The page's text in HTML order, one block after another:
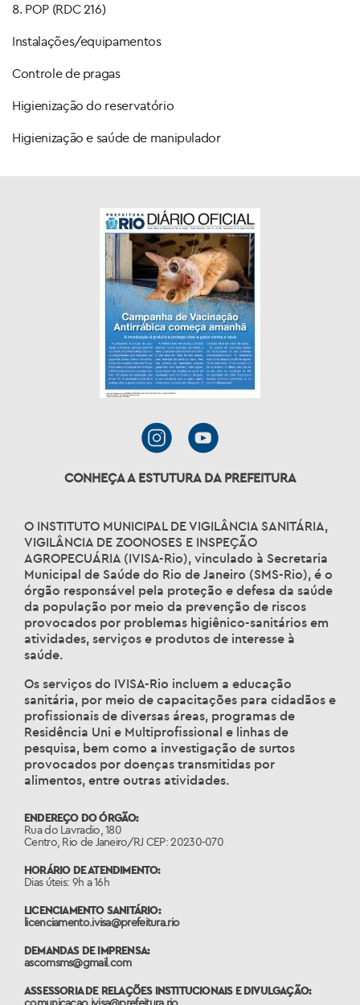
8. POP (RDC 216)
Instalações/equipamentos
Controle de pragas
Higienização do reservatório
Higienização e saúde de manipulador
CONHEÇA A ESTUTURA DA PREFEITURA
O INSTITUTO MUNICIPAL DE VIGILÂNCIA SANITÁRIA,
VIGILÂNCIA DE ZOONOSES E INSPEÇÃO
AGROPECUÁRIA (IVISA-Rio), vinculado à Secretaria
Municipal de Saúde do Rio de Janeiro (SMS-Rio), é o
órgão responsável pela proteção e defesa da saúde
da população por meio da prevenção de riscos
provocados por problemas higiênico-sanitários em
atividades, serviços e produtos de interesse à
saúde.
Os serviços do IVISA-Rio incluem a educação
sanitária, por meio de capacitações para cidadãos e
profissionais de diversas áreas, programas de
Residência Uni e Multiprofissional e linhas de
pesquisa, bem como a investigação de surtos
provocados por doenças transmitidas por
alimentos, entre outras atividades.
ENDEREÇO DO ÓRGÃO:
Rua do Lavradio, 180
Centro, Rio de Janeiro/RJ CEP: 20230-070
HORÁRIO DE ATENDIMENTO:
Dias úteis: 9h a 16h
LICENCIAMENTO SANITÁRIO:
licenciamento.ivisa@prefeitura.rio
DEMANDAS DE IMPRENSA:
ascomsms@gmail.com
ASSESSORIA DE RELAÇÕES INSTITUCIONAIS E DIVULGAÇÃO: